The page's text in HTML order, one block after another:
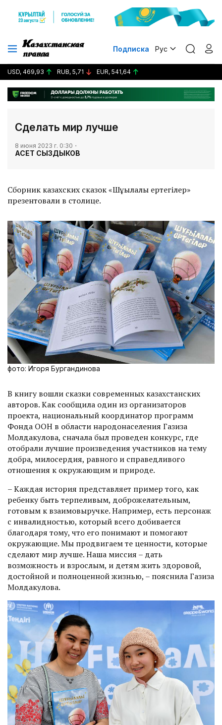
Подписка Рус
USD, 469,93 RUB, 5,71 EUR, 541,64
Сделать мир лучше
8 июня 2023 г. 0:30
АСЕТ СЫЗДЫКОВ
Сборник казахских сказок «Шұғылалы ертегілер»
презентовали в столице.
фото: Игоря Бургандинова
В книгу вошли сказки современных казахстанских
авторов. Как сообщила один из организаторов
проекта, национальный координатор программ
Фонда ООН в области народонаселения Газиза
Молдакулова, сначала был проведен конкурс, где
отобрали лучшие произведения участников на тему
добра, милосердия, равного и справедливого
отношения к окружающим и природе.
– Каждая история представляет пример того, как
ребенку быть терпеливым, доброжелательным,
готовым к взаимовыручке. Например, есть персонаж
с инвалидностью, который всего добивается
благодаря тому, что его понимают и помогают
окружающие. Мы продвигаем те ценности, которые
сделают мир лучше. Наша миссия – дать
возможность и взрослым, и детям жить здоровой,
достойной и полноценной жизнью, – пояснила Газиза
Молдакулова.